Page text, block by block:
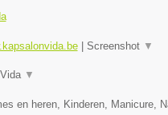
| Screenshot ▼
▼
en heren, Kinderen, Manicure,